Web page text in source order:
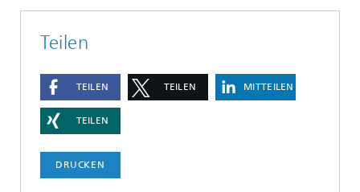
Teilen
TEILEN TEILEN MITTEILEN
TEILEN
DRUCKEN